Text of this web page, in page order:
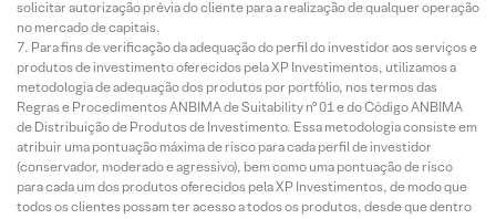
solicitar autorização prévia do cliente para a realização de qualquer operação
no mercado de capitais.
Para fins de verificação da adequação do perfil do investidor aos serviços e
produtos de investimento oferecidos pela XP Investimentos, utilizamos a
metodologia de adequação dos produtos por portfólio, nos termos das
Regras e Procedimentos ANBIMA de Suitability nº 01 e do Código ANBIMA
de Distribuição de Produtos de Investimento. Essa metodologia consiste em
atribuir uma pontuação máxima de risco para cada perfil de investidor
(conservador, moderado e agressivo), bem como uma pontuação de risco
para cada um dos produtos oferecidos pela XP Investimentos, de modo que
todos os clientes possam ter acesso a todos os produtos, desde que dentro